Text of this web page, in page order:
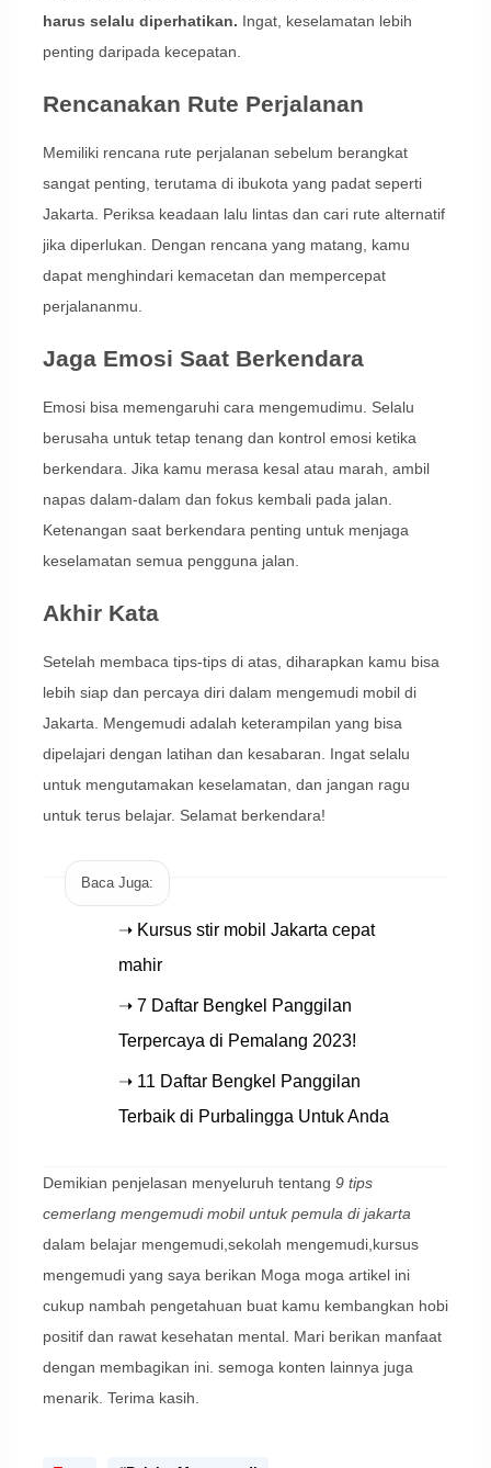
harus selalu diperhatikan. Ingat, keselamatan lebih
penting daripada kecepatan.
Rencanakan Rute Perjalanan
Memiliki rencana rute perjalanan sebelum berangkat
sangat penting, terutama di ibukota yang padat seperti
Jakarta. Periksa keadaan lalu lintas dan cari rute alternatif
jika diperlukan. Dengan rencana yang matang, kamu
dapat menghindari kemacetan dan mempercepat
perjalananmu.
Jaga Emosi Saat Berkendara
Emosi bisa memengaruhi cara mengemudimu. Selalu
berusaha untuk tetap tenang dan kontrol emosi ketika
berkendara. Jika kamu merasa kesal atau marah, ambil
napas dalam-dalam dan fokus kembali pada jalan.
Ketenangan saat berkendara penting untuk menjaga
keselamatan semua pengguna jalan.
Akhir Kata
Setelah membaca tips-tips di atas, diharapkan kamu bisa
lebih siap dan percaya diri dalam mengemudi mobil di
Jakarta. Mengemudi adalah keterampilan yang bisa
dipelajari dengan latihan dan kesabaran. Ingat selalu
untuk mengutamakan keselamatan, dan jangan ragu
untuk terus belajar. Selamat berkendara!
Baca Juga:
➝ Kursus stir mobil Jakarta cepat
mahir
➝ 7 Daftar Bengkel Panggilan
Terpercaya di Pemalang 2023!
➝ 11 Daftar Bengkel Panggilan
Terbaik di Purbalingga Untuk Anda
Demikian penjelasan menyeluruh tentang 9 tips
cemerlang mengemudi mobil untuk pemula di jakarta
dalam belajar mengemudi,sekolah mengemudi,kursus
mengemudi yang saya berikan Moga moga artikel ini
cukup nambah pengetahuan buat kamu kembangkan hobi
positif dan rawat kesehatan mental. Mari berikan manfaat
dengan membagikan ini. semoga konten lainnya juga
menarik. Terima kasih.